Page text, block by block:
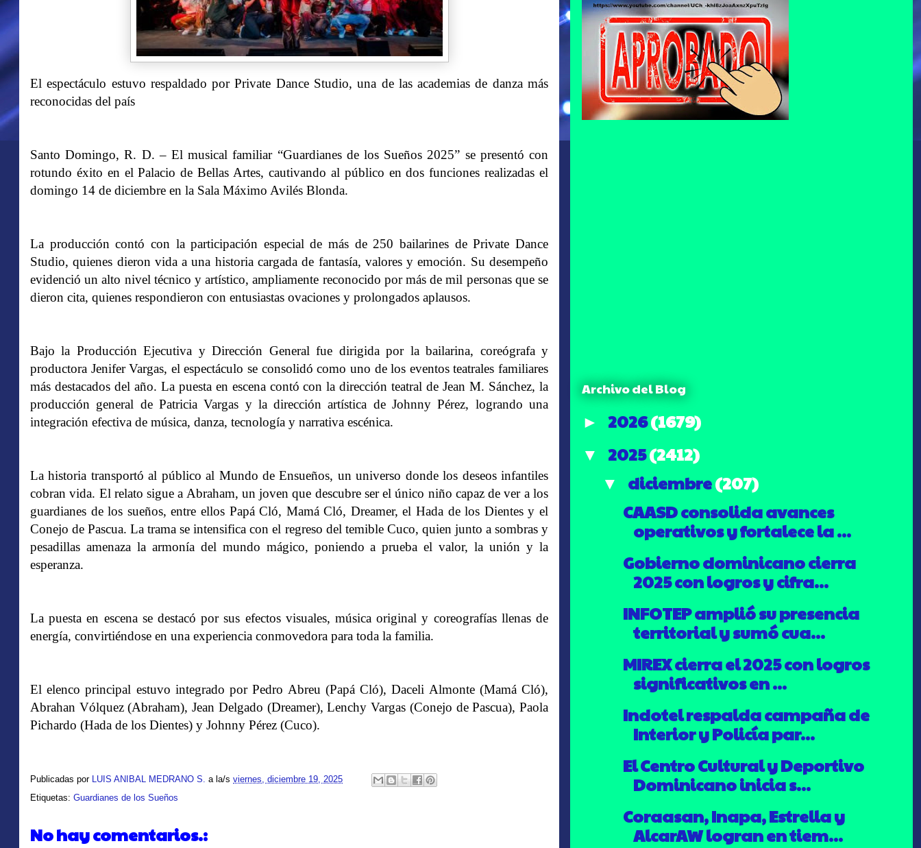
El espectáculo estuvo respaldado por Private Dance Studio, una de las academias de danza más
reconocidas del país
Santo Domingo, R. D. – El musical familiar “Guardianes de los Sueños 2025” se presentó con
rotundo éxito en el Palacio de Bellas Artes, cautivando al público en dos funciones realizadas el
domingo 14 de diciembre en la Sala Máximo Avilés Blonda.
La producción contó con la participación especial de más de 250 bailarines de Private Dance
Studio, quienes dieron vida a una historia cargada de fantasía, valores y emoción. Su desempeño
evidenció un alto nivel técnico y artístico, ampliamente reconocido por más de mil personas que se
dieron cita, quienes respondieron con entusiastas ovaciones y prolongados aplausos.
Bajo la Producción Ejecutiva y Dirección General fue dirigida por la bailarina, coreógrafa y
productora Jenifer Vargas, el espectáculo se consolidó como uno de los eventos teatrales familiares
más destacados del año. La puesta en escena contó con la dirección teatral de Jean M. Sánchez, la
producción general de Patricia Vargas y la dirección artística de Johnny Pérez, logrando una
integración efectiva de música, danza, tecnología y narrativa escénica.
La historia transportó al público al Mundo de Ensueños, un universo donde los deseos infantiles
cobran vida. El relato sigue a Abraham, un joven que descubre ser el único niño capaz de ver a los
guardianes de los sueños, entre ellos Papá Cló, Mamá Cló, Dreamer, el Hada de los Dientes y el
Conejo de Pascua. La trama se intensifica con el regreso del temible Cuco, quien junto a sombras y
pesadillas amenaza la armonía del mundo mágico, poniendo a prueba el valor, la unión y la
esperanza.
La puesta en escena se destacó por sus efectos visuales, música original y coreografías llenas de
energía, convirtiéndose en una experiencia conmovedora para toda la familia.
El elenco principal estuvo integrado por Pedro Abreu (Papá Cló), Daceli Almonte (Mamá Cló),
Abrahan Vólquez (Abraham), Jean Delgado (Dreamer), Lenchy Vargas (Conejo de Pascua), Paola
Pichardo (Hada de los Dientes) y Johnny Pérez (Cuco).
Publicadas por LUIS ANIBAL MEDRANO S. a la/s viernes, diciembre 19, 2025
Etiquetas: Guardianes de los Sueños
No hay comentarios.:
Archivo del Blog
► 2026(1679)
▼ 2025(2412)
▼ diciembre(207)
CAASD consolida avances
operativos y fortalece la ...
Gobierno dominicano cierra
2025 con logros y cifra...
INFOTEP amplió su presencia
territorial y sumó cua...
MIREX cierra el 2025 con logros
significativos en ...
Indotel respalda campaña de
Interior y Policía par...
El Centro Cultural y Deportivo
Dominicano inicia s...
Coraasan, Inapa, Estrella y
AlcarAW logran en tiem...